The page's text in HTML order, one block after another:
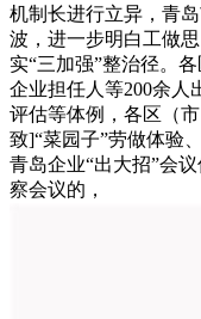
机制长进行立异，青
波，进一步明白工做
实“三加强”整治径。
企业担任人等200余人
评估等体例，各区（
致]“菜园子”劳做体验
青岛企业“出大招”会
察会议的，